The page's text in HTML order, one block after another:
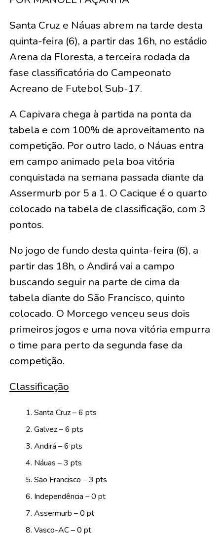
Santa Cruz e Náuas abrem na tarde desta
quinta-feira (6), a partir das 16h, no estádio
Arena da Floresta, a terceira rodada da
fase classificatória do Campeonato
Acreano de Futebol Sub-17.
A Capivara chega à partida na ponta da
tabela e com 100% de aproveitamento na
competição. Por outro lado, o Náuas entra
em campo animado pela boa vitória
conquistada na semana passada diante da
Assermurb por 5 a 1. O Cacique é o quarto
colocado na tabela de classificação, com 3
pontos.
No jogo de fundo desta quinta-feira (6), a
partir das 18h, o Andirá vai a campo
buscando seguir na parte de cima da
tabela diante do São Francisco, quinto
colocado. O Morcego venceu seus dois
primeiros jogos e uma nova vitória empurra
o time para perto da segunda fase da
competição.
Classificação
Santa Cruz – 6 pts
Galvez – 6 pts
Andirá – 6 pts
Náuas – 3 pts
São Francisco – 3 pts
Independência – 0 pt
Assermurb – 0 pt
Vasco-AC – 0 pt